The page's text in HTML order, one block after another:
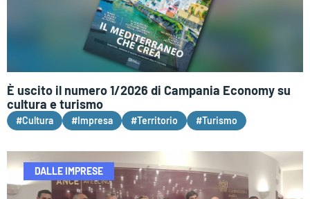
È uscito il numero 1/2026 di Campania Economy su
cultura e turismo
#Cultura #Impresa #Territorio #Turismo
DALLE IMPRESE